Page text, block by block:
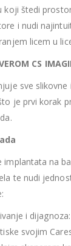
koji štedi
i nudi
licem u
CS
sve slikovne
je prvi korak
implantata na
te nudi
i
svojim